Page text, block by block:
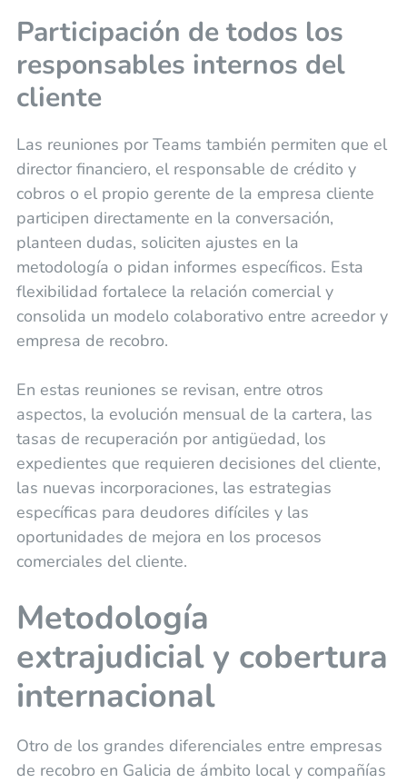
Participación de todos los
responsables internos del
cliente
Las reuniones por Teams también permiten que el
director financiero, el responsable de crédito y
cobros o el propio gerente de la empresa cliente
participen directamente en la conversación,
planteen dudas, soliciten ajustes en la
metodología o pidan informes específicos. Esta
flexibilidad fortalece la relación comercial y
consolida un modelo colaborativo entre acreedor y
empresa de recobro.
En estas reuniones se revisan, entre otros
aspectos, la evolución mensual de la cartera, las
tasas de recuperación por antigüedad, los
expedientes que requieren decisiones del cliente,
las nuevas incorporaciones, las estrategias
específicas para deudores difíciles y las
oportunidades de mejora en los procesos
comerciales del cliente.
Metodología
extrajudicial y cobertura
internacional
Otro de los grandes diferenciales entre empresas
de recobro en Galicia de ámbito local y compañías